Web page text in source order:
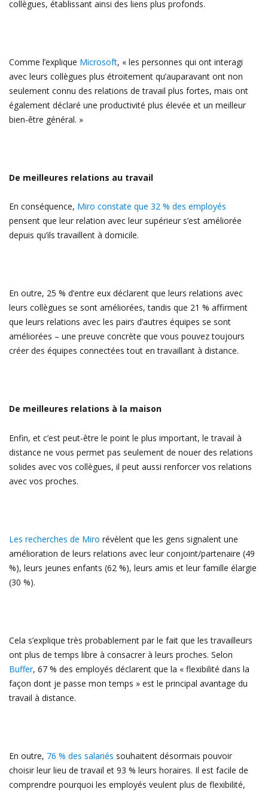
collègues, établissant ainsi des liens plus profonds.
Comme l’explique Microsoft, « les personnes qui ont interagi
avec leurs collègues plus étroitement qu’auparavant ont non
seulement connu des relations de travail plus fortes, mais ont
également déclaré une productivité plus élevée et un meilleur
bien-être général. »
De meilleures relations au travail
En conséquence, Miro constate que 32 % des employés
pensent que leur relation avec leur supérieur s’est améliorée
depuis qu’ils travaillent à domicile.
En outre, 25 % d’entre eux déclarent que leurs relations avec
leurs collègues se sont améliorées, tandis que 21 % affirment
que leurs relations avec les pairs d’autres équipes se sont
améliorées – une preuve concrète que vous pouvez toujours
créer des équipes connectées tout en travaillant à distance.
De meilleures relations à la maison
Enfin, et c’est peut-être le point le plus important, le travail à
distance ne vous permet pas seulement de nouer des relations
solides avec vos collègues, il peut aussi renforcer vos relations
avec vos proches.
Les recherches de Miro révèlent que les gens signalent une
amélioration de leurs relations avec leur conjoint/partenaire (49
%), leurs jeunes enfants (62 %), leurs amis et leur famille élargie
(30 %).
Cela s’explique très probablement par le fait que les travailleurs
ont plus de temps libre à consacrer à leurs proches. Selon
Buffer, 67 % des employés déclarent que la « flexibilité dans la
façon dont je passe mon temps » est le principal avantage du
travail à distance.
En outre, 76 % des salariés souhaitent désormais pouvoir
choisir leur lieu de travail et 93 % leurs horaires. Il est facile de
comprendre pourquoi les employés veulent plus de flexibilité,